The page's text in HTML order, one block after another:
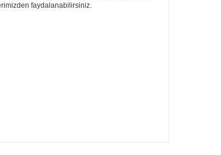
faydalanabilirsiniz.